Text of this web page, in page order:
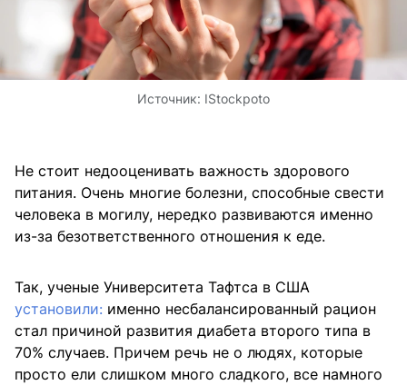
Источник: IStockpoto
Не стоит недооценивать важность здорового
питания. Очень многие болезни, способные свести
человека в могилу, нередко развиваются именно
из-за безответственного отношения к еде.
Так, ученые Университета Тафтса в США
установили: именно несбалансированный рацион
стал причиной развития диабета второго типа в
70% случаев. Причем речь не о людях, которые
просто ели слишком много сладкого, все намного